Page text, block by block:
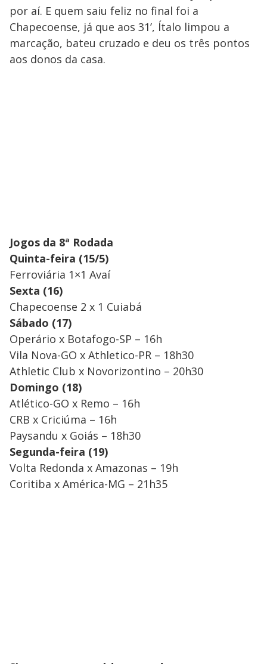
por aí. E quem saiu feliz no final foi a
Chapecoense, já que aos 31’, Ítalo limpou a
marcação, bateu cruzado e deu os três pontos
aos donos da casa.
Jogos da 8ª Rodada
Quinta-feira (15/5)
Ferroviária 1×1 Avaí
Sexta (16)
Chapecoense 2 x 1 Cuiabá
Sábado (17)
Operário x Botafogo-SP – 16h
Vila Nova-GO x Athletico-PR – 18h30
Athletic Club x Novorizontino – 20h30
Domingo (18)
Atlético-GO x Remo – 16h
CRB x Criciúma – 16h
Paysandu x Goiás – 18h30
Segunda-feira (19)
Volta Redonda x Amazonas – 19h
Coritiba x América-MG – 21h35